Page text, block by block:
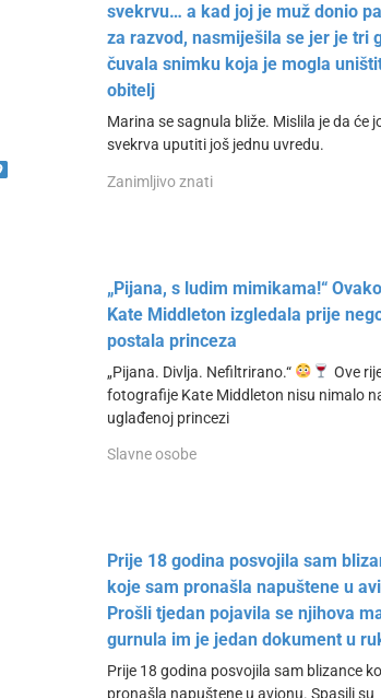
svekrvu… a kad joj je muž donio
za razvod, nasmiješila se jer je tri
čuvala snimku koja je mogla
obitelj
Marina se sagnula bliže. Mislila je da će
svekrva uputiti još jednu uvredu.
Zanimljivo znati
„Pijana, s ludim mimikama!“
Kate Middleton izgledala prije
postala princeza
„Pijana. Divlja. Nefiltrirano.“
Ove
fotografije Kate Middleton nisu nimalo
uglađenoj princezi
Slavne osobe
Prije 18 godina posvojila sam
koje sam pronašla napuštene u
Prošli tjedan pojavila se njihova
gurnula im je jedan dokument u
Prije 18 godina posvojila sam blizance